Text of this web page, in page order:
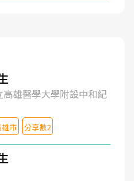
高雄醫學大學附設中和紀
市 分享數2